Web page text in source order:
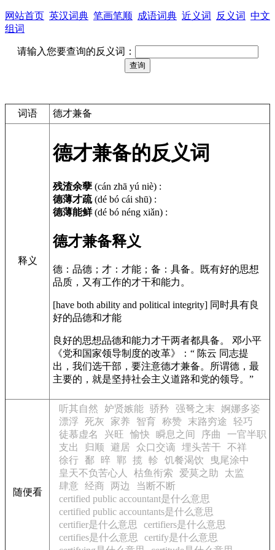
网站首页 英汉词典 笔画笔顺 成语词典 近义词 反义词 中文
组词
请输入您要查询的反义词：
词语 德才兼备
释义
德才兼备的反义词
残渣余孽 (cán zhā yú niè) :
德薄才疏 (dé bó cái shū) :
德薄能鲜 (dé bó néng xiǎn) :
德才兼备释义
德：品德；才：才能；备：具备。既有好的思想
品质，又有工作的才干和能力。
[have both ability and political integrity] 同时具有良
好的品德和才能
良好的思想品德和能力才干两者都具备。 邓小平
《党和国家领导制度的改革》
：“ 陈云 同志提
出，我们选干部，要注意德才兼备。所谓德，最
主要的，就是坚持社会主义道路和党的领导。”
随便看
听其自然 妒贤嫉能 骄矜 强弩之末
婀娜多姿
漂浮
死灰 家养 智育 称赞 末路穷途
轻巧
徒慕虚名
兴旺 愉快 瞬息之间 序曲
一官半职
支出
归顺 避居 众口交谪 埋头苦干 不祥
徐行
鄱 晬 鄲 揽 軫 饥餐渴饮
曳尾涂中
皇天不负苦心人
枯鱼衔索 爱莫之助
太监
肆意
经商 两边
当断不断
certified public accountant是什么意思
certified public accountants是什么意思
certifier是什么意思
certifiers是什么意思
certifies是什么意思
certify是什么意思